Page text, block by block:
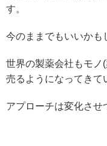
す。
今のままでもいいかも
世界の製薬会社もモノ
売るようになってきて
アプローチは変化させ